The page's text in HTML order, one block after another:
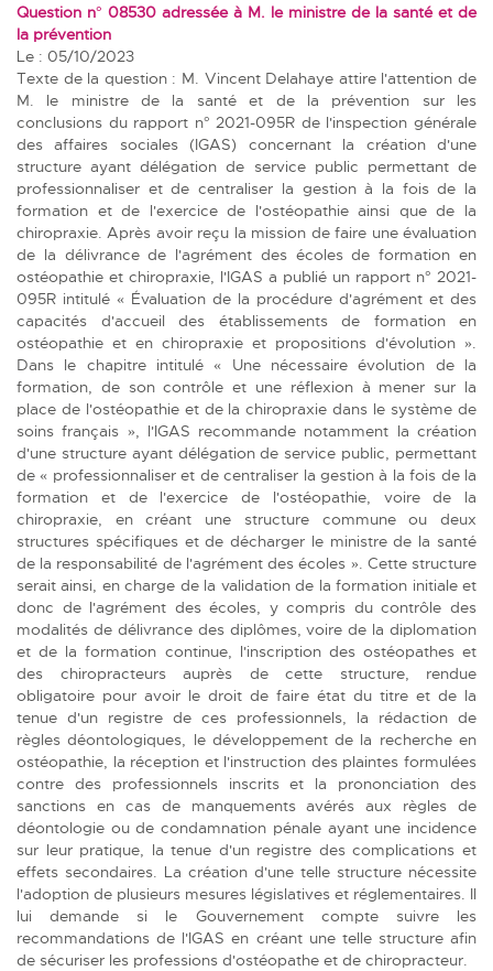
Question n° 08530 adressée à M. le ministre de la santé et de
la prévention
Le : 05/10/2023
Texte de la question : M. Vincent Delahaye attire l'attention de
M. le ministre de la santé et de la prévention sur les
conclusions du rapport n° 2021-095R de l'inspection générale
des affaires sociales (IGAS) concernant la création d'une
structure ayant délégation de service public permettant de
professionnaliser et de centraliser la gestion à la fois de la
formation et de l'exercice de l'ostéopathie ainsi que de la
chiropraxie. Après avoir reçu la mission de faire une évaluation
de la délivrance de l'agrément des écoles de formation en
ostéopathie et chiropraxie, l'IGAS a publié un rapport n° 2021-
095R intitulé « Évaluation de la procédure d'agrément et des
capacités d'accueil des établissements de formation en
ostéopathie et en chiropraxie et propositions d'évolution ».
Dans le chapitre intitulé « Une nécessaire évolution de la
formation, de son contrôle et une réflexion à mener sur la
place de l'ostéopathie et de la chiropraxie dans le système de
soins français », l'IGAS recommande notamment la création
d'une structure ayant délégation de service public, permettant
de « professionnaliser et de centraliser la gestion à la fois de la
formation et de l'exercice de l'ostéopathie, voire de la
chiropraxie, en créant une structure commune ou deux
structures spécifiques et de décharger le ministre de la santé
de la responsabilité de l'agrément des écoles ». Cette structure
serait ainsi, en charge de la validation de la formation initiale et
donc de l'agrément des écoles, y compris du contrôle des
modalités de délivrance des diplômes, voire de la diplomation
et de la formation continue, l'inscription des ostéopathes et
des chiropracteurs auprès de cette structure, rendue
obligatoire pour avoir le droit de faire état du titre et de la
tenue d'un registre de ces professionnels, la rédaction de
règles déontologiques, le développement de la recherche en
ostéopathie, la réception et l'instruction des plaintes formulées
contre des professionnels inscrits et la prononciation des
sanctions en cas de manquements avérés aux règles de
déontologie ou de condamnation pénale ayant une incidence
sur leur pratique, la tenue d'un registre des complications et
effets secondaires. La création d'une telle structure nécessite
l'adoption de plusieurs mesures législatives et réglementaires. Il
lui demande si le Gouvernement compte suivre les
recommandations de l'IGAS en créant une telle structure afin
de sécuriser les professions d'ostéopathe et de chiropracteur.